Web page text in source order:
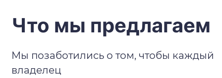
Что мы предлагаем
Мы позаботились о том, чтобы каждый
владелец